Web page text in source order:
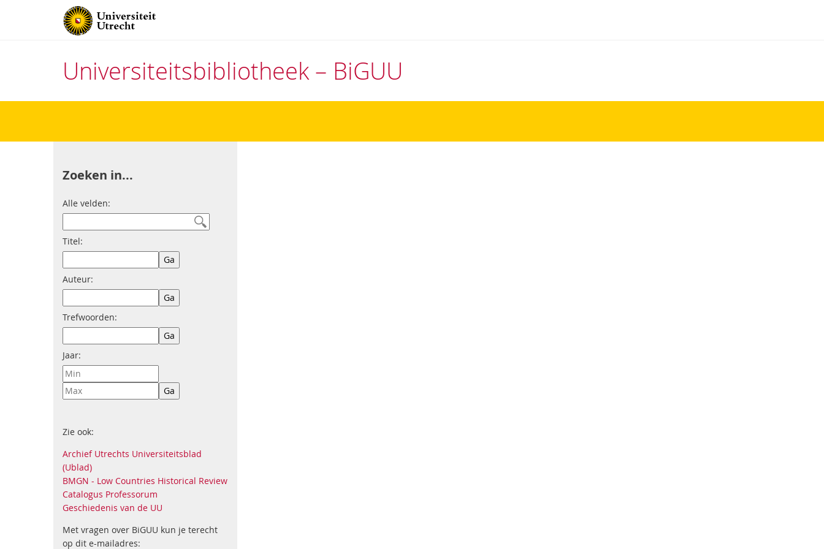
Universiteitsbibliotheek – BiGUU
Zoeken in...
Alle velden:
Titel:
Auteur:
Trefwoorden:
Jaar:
Zie ook:
Archief Utrechts Universiteitsblad
(Ublad)
BMGN - Low Countries Historical Review
Catalogus Professorum
Geschiedenis van de UU
Met vragen over BiGUU kun je terecht
op dit e-mailadres: